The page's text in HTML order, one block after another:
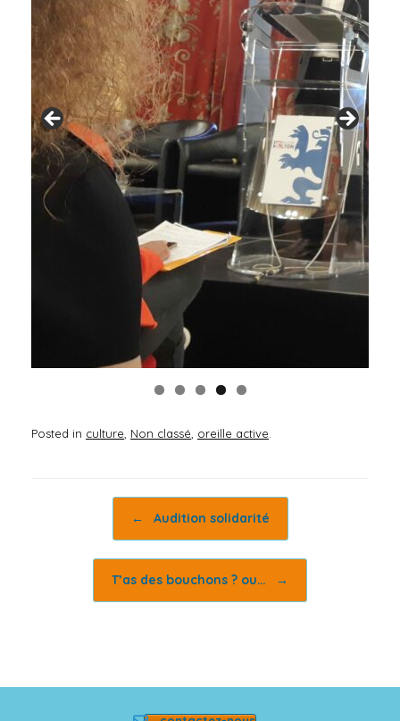
Posted in culture Non classé oreille active
← Audition solidarité
T’as des bouchons ? ou… →